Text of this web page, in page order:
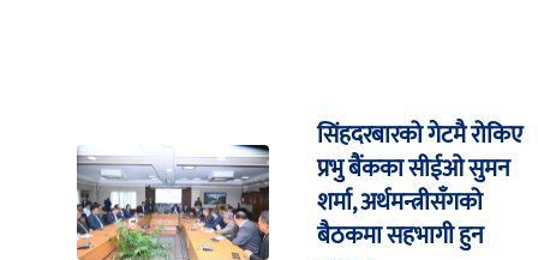
सिंहदरबारको गेटमै रोकिए
प्रभु बैंकका सीईओ सुमन
शर्मा, अर्थमन्त्रीसँगको
बैठकमा सहभागी हुन